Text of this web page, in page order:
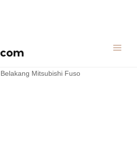
Belakang Mitsubishi Fuso